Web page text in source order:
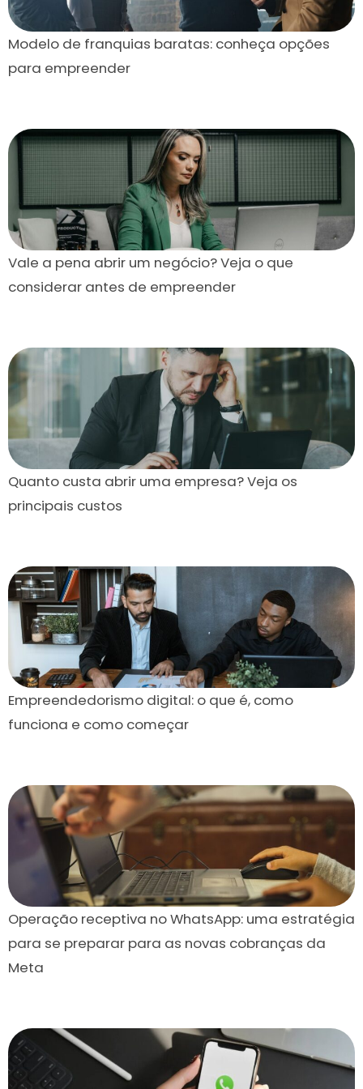
Modelo de franquias baratas: conheça opções
para empreender
Vale a pena abrir um negócio? Veja o que
considerar antes de empreender
Quanto custa abrir uma empresa? Veja os
principais custos
Empreendedorismo digital: o que é, como
funciona e como começar
Operação receptiva no WhatsApp: uma estratégia
para se preparar para as novas cobranças da
Meta